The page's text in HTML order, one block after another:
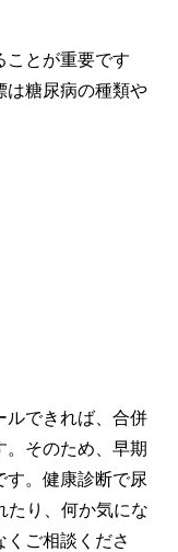
ことが重要です
は糖尿病の種類や
ルできれば、合併
。そのため、早期
す。健康診断で尿
たり、何か気にな
くご相談くださ